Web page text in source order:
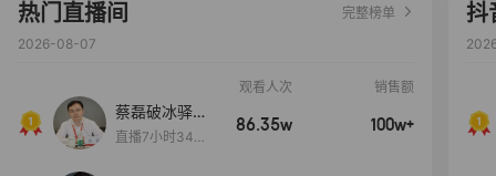
热门直播间
完整榜单
2026-08-07
观看人次 销售额
蔡磊破冰驿站
直播间好物分
直播7小时34分
86.35w 100w+
抖